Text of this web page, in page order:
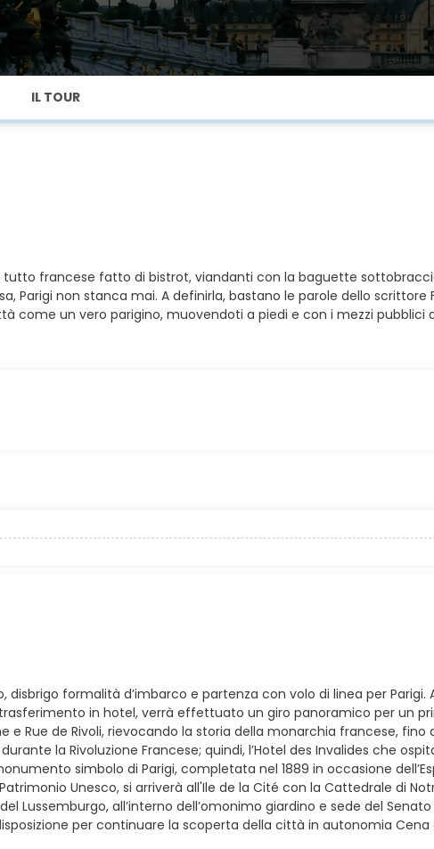
IL TOUR
francese fatto di bistrot, viandanti con la baguette
non stanca mai. A definirla, bastano le parole dello scrittore
come un vero parigino, muovendoti a piedi e con i mezzi pubblici
disbrigo formalità d’imbarco e partenza con volo di linea per Parigi.
in hotel, verrà effettuato un giro panoramico per un
e Rue de Rivoli, rievocando la storia della monarchia francese,
la Rivoluzione Francese; quindi, l’Hotel des Invalides che
simbolo di Parigi, completata nel 1889 in occasione
Unesco, si arriverà all'Ile de la Cité con la Cattedrale di
Lussemburgo, all’interno dell’omonimo giardino e sede del
per continuare la scoperta della città in autonomia